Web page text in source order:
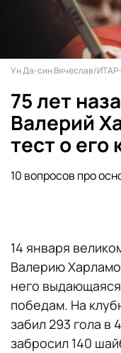
Ун Да-син Вячеслав/
75 лет
Валерий
тест о его
10 вопросов про
14 января
Валерию
него
победам. На
забил 293 гола в
забросил 140